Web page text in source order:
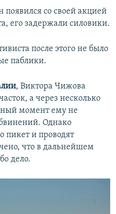
появился со своей акцией
его задержали силовики.
после этого не было
паблики.
, Виктора Чижова
а через несколько
момент ему не
Однако
пикет и проводят
что в дальнейшем
дело.